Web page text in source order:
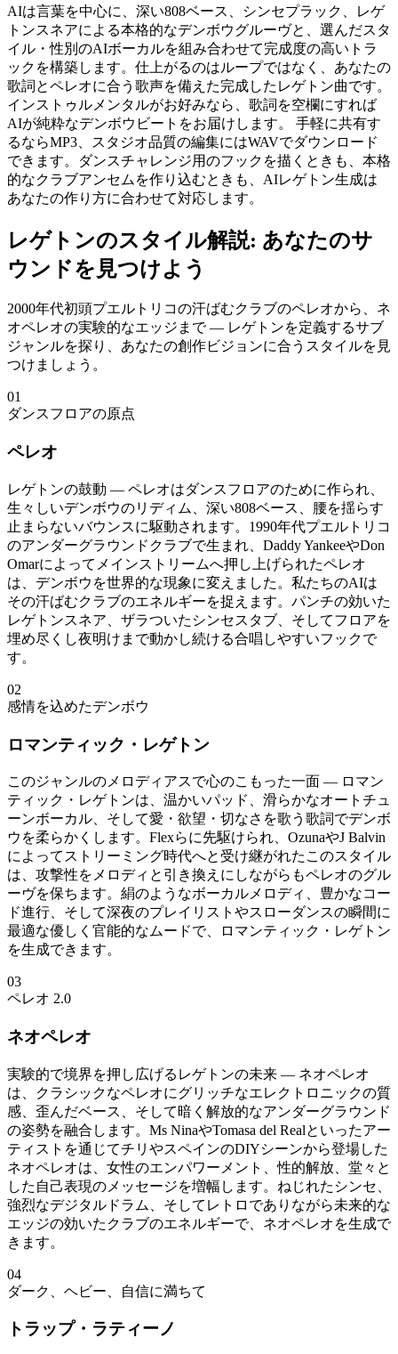
AIは言葉を中心に、深い808ベース、シンセプラック、レゲ
トンスネアによる本格的なデンボウグルーヴと、選んだスタ
イル・性別のAIボーカルを組み合わせて完成度の高いトラ
ックを構築します。仕上がるのはループではなく、あなたの
歌詞とペレオに合う歌声を備えた完成したレゲトン曲です。
インストゥルメンタルがお好みなら、歌詞を空欄にすれば
AIが純粋なデンボウビートをお届けします。 手軽に共有す
るならMP3、スタジオ品質の編集にはWAVでダウンロード
できます。ダンスチャレンジ用のフックを描くときも、本格
的なクラブアンセムを作り込むときも、AIレゲトン生成は
あなたの作り方に合わせて対応します。
レゲトンのスタイル解説: あなたのサ
ウンドを見つけよう
2000年代初頭プエルトリコの汗ばむクラブのペレオから、ネ
オペレオの実験的なエッジまで — レゲトンを定義するサブ
ジャンルを探り、あなたの創作ビジョンに合うスタイルを見
つけましょう。
01
ダンスフロアの原点
ペレオ
レゲトンの鼓動 — ペレオはダンスフロアのために作られ、
生々しいデンボウのリディム、深い808ベース、腰を揺らす
止まらないバウンスに駆動されます。1990年代プエルトリコ
のアンダーグラウンドクラブで生まれ、Daddy YankeeやDon
Omarによってメインストリームへ押し上げられたペレオ
は、デンボウを世界的な現象に変えました。私たちのAIは
その汗ばむクラブのエネルギーを捉えます。パンチの効いた
レゲトンスネア、ザラついたシンセスタブ、そしてフロアを
埋め尽くし夜明けまで動かし続ける合唱しやすいフックで
す。
02
感情を込めたデンボウ
ロマンティック・レゲトン
このジャンルのメロディアスで心のこもった一面 — ロマン
ティック・レゲトンは、温かいパッド、滑らかなオートチュ
ーンボーカル、そして愛・欲望・切なさを歌う歌詞でデンボ
ウを柔らかくします。Flexらに先駆けられ、OzunaやJ Balvin
によってストリーミング時代へと受け継がれたこのスタイル
は、攻撃性をメロディと引き換えにしながらもペレオのグル
ーヴを保ちます。絹のようなボーカルメロディ、豊かなコー
ド進行、そして深夜のプレイリストやスローダンスの瞬間に
最適な優しく官能的なムードで、ロマンティック・レゲトン
を生成できます。
03
ペレオ 2.0
ネオペレオ
実験的で境界を押し広げるレゲトンの未来 — ネオペレオ
は、クラシックなペレオにグリッチなエレクトロニックの質
感、歪んだベース、そして暗く解放的なアンダーグラウンド
の姿勢を融合します。Ms NinaやTomasa del Realといったアー
ティストを通じてチリやスペインのDIYシーンから登場した
ネオペレオは、女性のエンパワーメント、性的解放、堂々と
した自己表現のメッセージを増幅します。ねじれたシンセ、
強烈なデジタルドラム、そしてレトロでありながら未来的な
エッジの効いたクラブのエネルギーで、ネオペレオを生成で
きます。
04
ダーク、ヘビー、自信に満ちて
トラップ・ラティーノ